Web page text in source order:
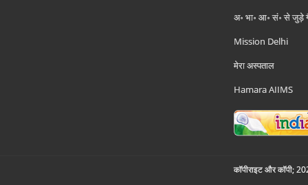
अ॰ भा॰ आ॰ सं॰ से जुड़े
Mission Delhi
मेरा अस्पताल
Hamara AIIMS
कॉपीराइट और कॉपी;